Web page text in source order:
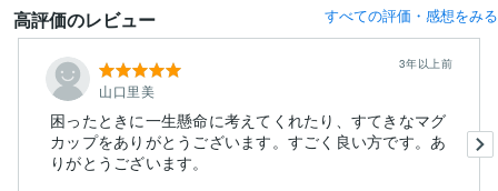
高評価のレビュー すべての評価・感想をみる
山口里美
3年以上前
困ったときに一生懸命に考えてくれたり、すてきなマグ
カップをありがとうございます。すごく良い方です。あ
りがとうございます。